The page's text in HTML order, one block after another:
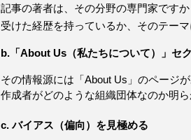
記事の著者は、その分野の専門家です
受けた経歴を持っているか、そのテー
b.「About Us（私たちについて）」セ
その情報源には「About Us」のページ
作成者がどのような組織団体なのか明
c. バイアス（偏向）を見極める